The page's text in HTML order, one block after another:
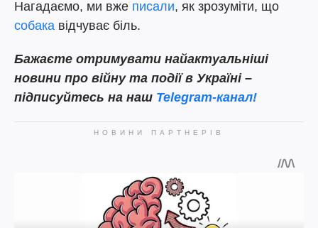
Нагадаємо, ми вже писали, як зрозуміти, що
собака відчуває біль.
Бажаєте отримувати найактуальніші
новини про війну та події в Україні –
підписуйтесь на наш Telegram-канал!